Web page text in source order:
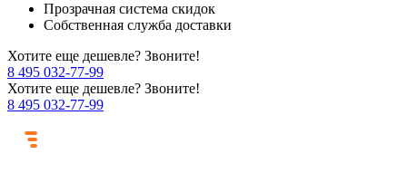
Прозрачная система скидок
Собственная служба доставки
Хотите еще дешевле? Звоните!
8 495 032-77-99
Хотите еще дешевле? Звоните!
8 495 032-77-99